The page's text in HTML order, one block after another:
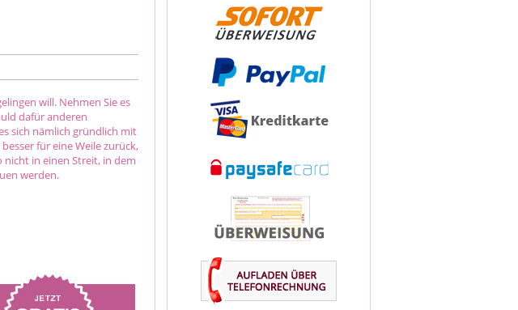
will. Nehmen Sie es
dafür anderen
sich nämlich gründlich mit
für eine Weile zurück,
nicht in einen Streit, in dem
werden.